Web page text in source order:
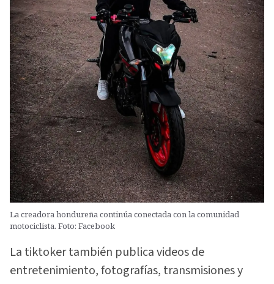
La creadora hondureña continúa conectada con la comunidad
motociclista. Foto: Facebook
La tiktoker también publica videos de
entretenimiento, fotografías, transmisiones y